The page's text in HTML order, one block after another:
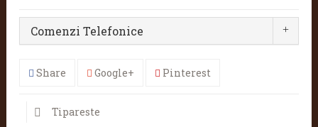
Comenzi Telefonice
Share Google+ Pinterest
Tipareste